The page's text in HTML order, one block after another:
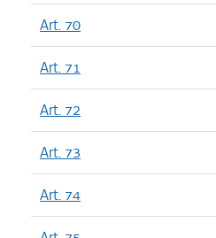
Art. 70
Art. 71
Art. 72
Art. 73
Art. 74